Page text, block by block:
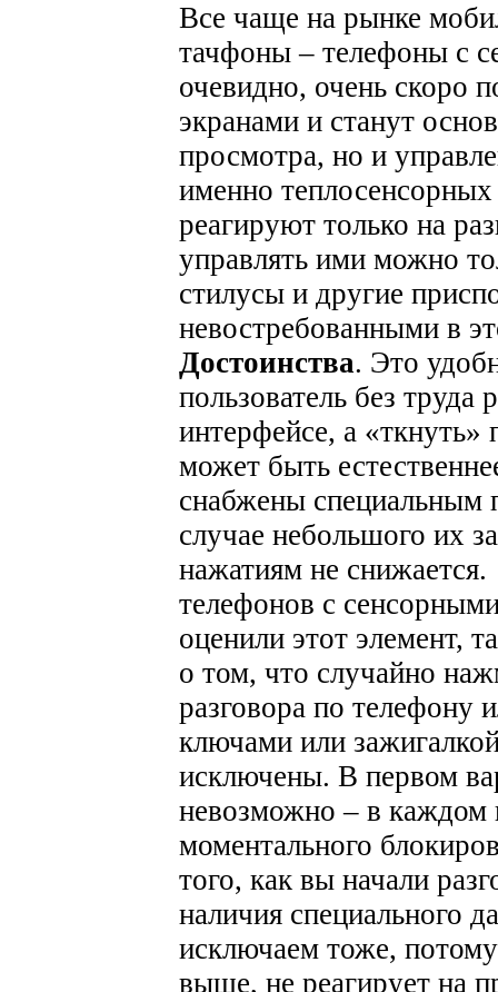
Все чаще на рынке
тачфоны – телефоны с
очевидно, очень скоро
экранами и станут
просмотра, но и
именно
реагируют только на
управлять ими можно
стилусы и другие
невостребованными в
Достоинства. Это
пользователь без труда
интерфейсе, а
может быть
снабжены специальным
случае небольшого их
нажатиям не
телефонов с
оценили этот элемент,
о том, что случайно
разговора по телефону
ключами или
исключены. В первом
невозможно – в каждом
моментального
того, как вы начали
наличия специального
исключаем тоже,
выше, не реагирует на